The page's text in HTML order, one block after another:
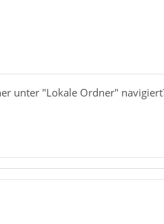
unter "Lokale Ordner"